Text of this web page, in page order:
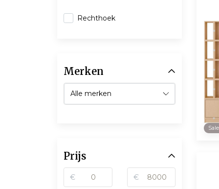
Sale
Rechthoek
Merken
Prijs
€ €